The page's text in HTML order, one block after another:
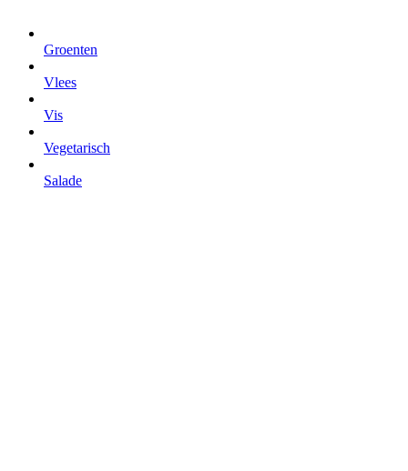
Groenten
Vlees
Vis
Vegetarisch
Salade